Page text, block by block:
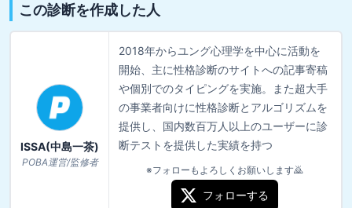
この診断を作成した人
ISSA(中島一茶)
POBA運営/監修者
2018年からユング心理学を中心に活動を
開始、主に性格診断のサイトへの記事寄稿
や個別でのタイピングを実施。また超大手
の事業者向けに性格診断とアルゴリズムを
提供し、国内数百万人以上のユーザーに診
断テストを提供した実績を持つ
※フォローもよろしくお願いします🙇
フォローする